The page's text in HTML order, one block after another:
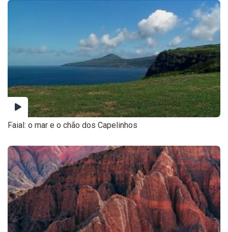
Faial: o mar e o chão dos Capelinhos